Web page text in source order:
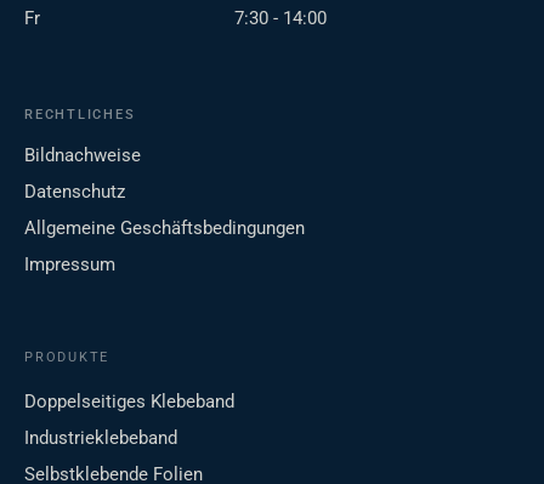
Fr
7:30 - 14:00
RECHTLICHES
Bildnachweise
Datenschutz
Allgemeine Geschäftsbedingungen
Impressum
PRODUKTE
Doppelseitiges Klebeband
Industrieklebeband
Selbstklebende Folien